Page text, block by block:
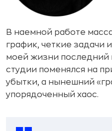
В наемной работе
график, четкие задачи
моей жизни последний
студии поменялся на
убытки, а нынешний
упорядоченный хаос.